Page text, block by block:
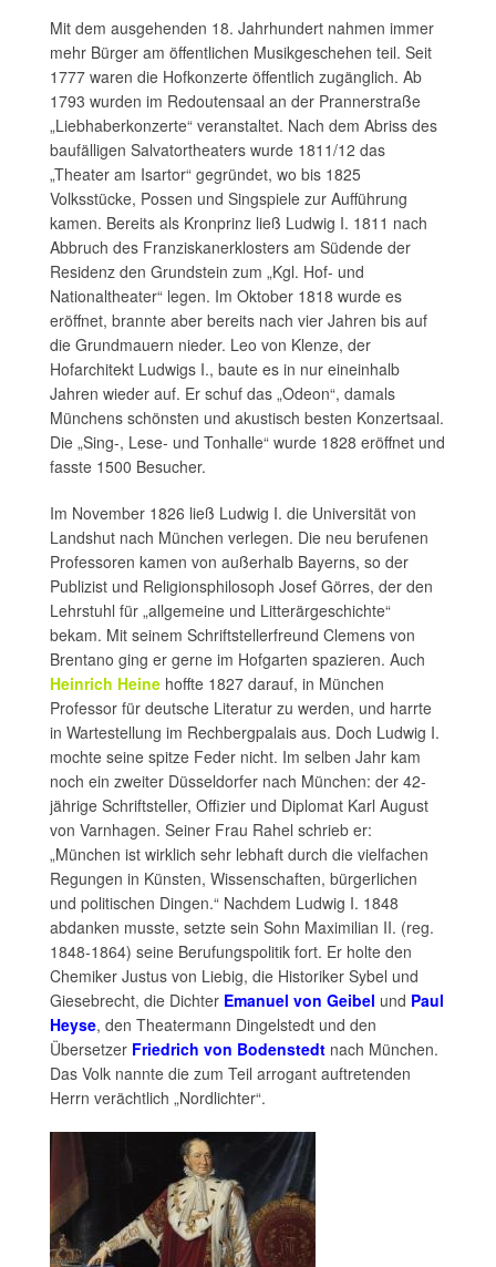
Mit dem ausgehenden 18. Jahrhundert nahmen immer
mehr Bürger am öffentlichen Musikgeschehen teil. Seit
1777 waren die Hofkonzerte öffentlich zugänglich. Ab
1793 wurden im Redoutensaal an der Prannerstraße
„Liebhaberkonzerte“ veranstaltet. Nach dem Abriss des
baufälligen Salvatortheaters wurde 1811/12 das
„Theater am Isartor“ gegründet, wo bis 1825
Volksstücke, Possen und Singspiele zur Aufführung
kamen. Bereits als Kronprinz ließ Ludwig I. 1811 nach
Abbruch des Franziskanerklosters am Südende der
Residenz den Grundstein zum „Kgl. Hof- und
Nationaltheater“ legen. Im Oktober 1818 wurde es
eröffnet, brannte aber bereits nach vier Jahren bis auf
die Grundmauern nieder. Leo von Klenze, der
Hofarchitekt Ludwigs I., baute es in nur eineinhalb
Jahren wieder auf. Er schuf das „Odeon“, damals
Münchens schönsten und akustisch besten Konzertsaal.
Die „Sing-, Lese- und Tonhalle“ wurde 1828 eröffnet und
fasste 1500 Besucher.
Im November 1826 ließ Ludwig I. die Universität von
Landshut nach München verlegen. Die neu berufenen
Professoren kamen von außerhalb Bayerns, so der
Publizist und Religionsphilosoph Josef Görres, der den
Lehrstuhl für „allgemeine und Litterärgeschichte“
bekam. Mit seinem Schriftstellerfreund Clemens von
Brentano ging er gerne im Hofgarten spazieren. Auch
Heinrich Heine hoffte 1827 darauf, in München
Professor für deutsche Literatur zu werden, und harrte
in Wartestellung im Rechbergpalais aus. Doch Ludwig I.
mochte seine spitze Feder nicht. Im selben Jahr kam
noch ein zweiter Düsseldorfer nach München: der 42-
jährige Schriftsteller, Offizier und Diplomat Karl August
von Varnhagen. Seiner Frau Rahel schrieb er:
„München ist wirklich sehr lebhaft durch die vielfachen
Regungen in Künsten, Wissenschaften, bürgerlichen
und politischen Dingen.“ Nachdem Ludwig I. 1848
abdanken musste, setzte sein Sohn Maximilian II. (reg.
1848-1864) seine Berufungspolitik fort. Er holte den
Chemiker Justus von Liebig, die Historiker Sybel und
Giesebrecht, die Dichter Emanuel von Geibel und Paul
Heyse, den Theatermann Dingelstedt und den
Übersetzer Friedrich von Bodenstedt nach München.
Das Volk nannte die zum Teil arrogant auftretenden
Herrn verächtlich „Nordlichter“.